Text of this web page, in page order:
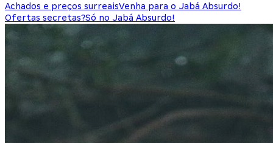
Achados e preços surreaisVenha para o Jabá Absurdo!
Ofertas secretas?Só no Jabá Absurdo!